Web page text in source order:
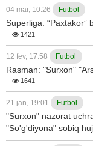
04 mar, 10:26 Futbol
Superliga. “Paxtakor”
1421
12 fev, 17:58 Futbol
Rasman: "Surxon"
1641
21 jan, 19:01 Futbol
"Surxon" nazorat
"So'g'diyona" sobiq